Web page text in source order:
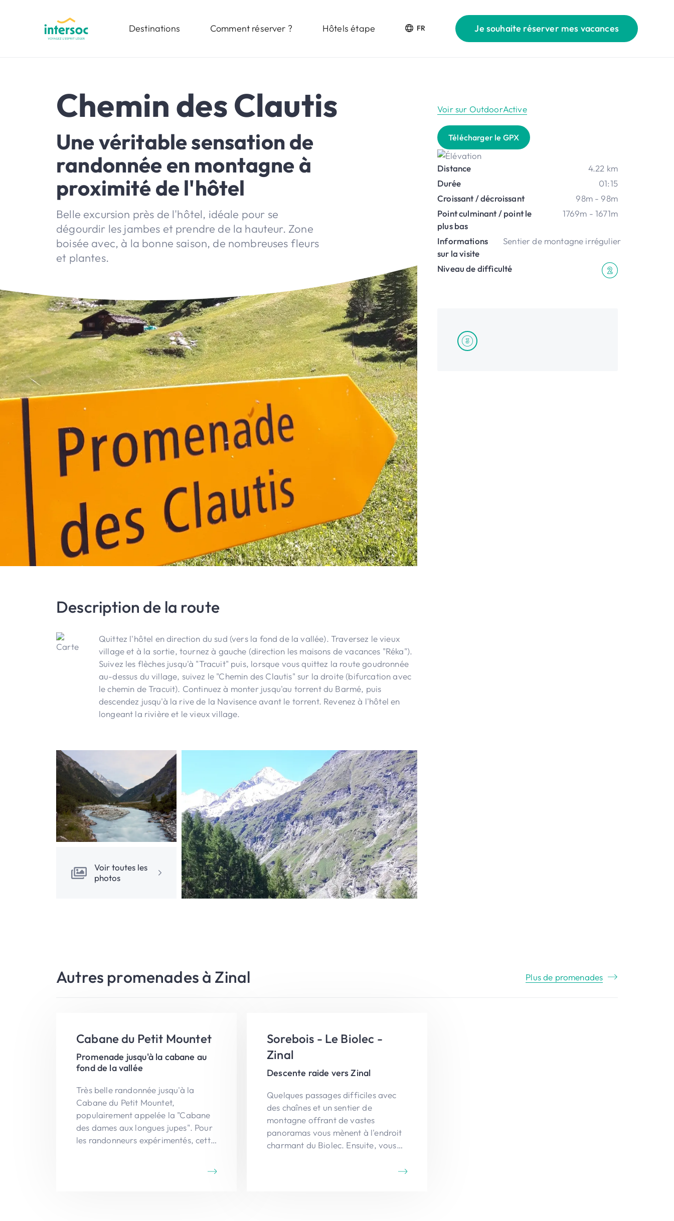
Destinations Comment réserver ? Hôtels étape FR Je souhaite réserver mes vacances
Chemin des Clautis
Une véritable sensation de
randonnée en montagne à
proximité de l'hôtel
Belle excursion près de l'hôtel, idéale pour se
dégourdir les jambes et prendre de la hauteur. Zone
boisée avec, à la bonne saison, de nombreuses fleurs
et plantes.
Description de la route
Quittez l'hôtel en direction du sud (vers la fond de la vallée). Traversez le vieux
village et à la sortie, tournez à gauche (direction les maisons de vacances "Réka").
Suivez les flèches jusqu'à "Tracuit" puis, lorsque vous quittez la route goudronnée
au-dessus du village, suivez le "Chemin des Clautis" sur la droite (bifurcation avec
le chemin de Tracuit). Continuez à monter jusqu'au torrent du Barmé, puis
descendez jusqu'à la rive de la Navisence avant le torrent. Revenez à l'hôtel en
longeant la rivière et le vieux village.
Voir toutes les
photos
Voir sur OutdoorActive
Télécharger le GPX
Distance
4.22 km
Durée
01:15
Croissant / décroissant
98m - 98m
Point culminant / point le
plus bas
1769m - 1671m
Informations
sur la visite
Sentier de montagne irrégulier
Niveau de difficulté
Autres promenades à Zinal Plus de promenades
Cabane du Petit Mountet
Promenade jusqu'à la cabane au
fond de la vallée
Très belle randonnée jusqu'à la
Cabane du Petit Mountet,
populairement appelée la "Cabane
des dames aux longues jupes". Pour
les randonneurs expérimentés, cette
Sorebois - Le Biolec -
Zinal
Descente raide vers Zinal
Quelques passages difficiles avec
des chaînes et un sentier de
montagne offrant de vastes
panoramas vous mènent à l'endroit
charmant du Biolec. Ensuite, vous